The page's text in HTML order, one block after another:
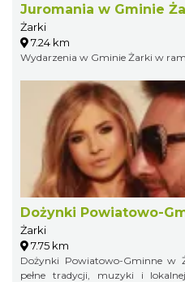
Juromania w Gminie
Żarki
7.24 km
Wydarzenia w Gminie Żarki w
Dożynki Powiatowo-
Żarki
7.75 km
Dożynki Powiatowo-Gminne w
pełne tradycji, muzyki i